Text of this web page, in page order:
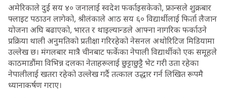
अमेरिकाले दुई सय ४० जनालाई स्वदेश फर्काइसकेको, फ्रान्सले शुक्रबार
फ्लाइट पठाउन लागेको, श्रीलंकाले आठ सय ६० विद्यार्थीलाई फिर्ता लैजान
योजना अघि बढाएको, भारत र थाइल्यान्डले आफ्ना नागरिक फर्काउने
प्रक्रिया थाली अनुमतिको प्रतीक्षा गरिरहेको नेसनल अथोरिटिज मिडियामा
उल्लेख छ। मंगलबार मात्रै चीनबाट फर्केका नेपाली विद्यार्थीको एक समूहले
काठमाडौंमा विभिन्न दलका नेताहरूलाई छुट्टाछुट्टै भेट गरी उता रहेका
नेपालीलाई खतरा रहेको उल्लेख गर्दै तत्काल उद्धार गर्न लिखित रूपमै
ध्यानाकर्षण गराए।